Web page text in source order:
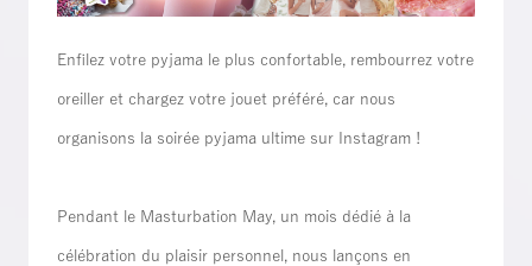
Enfilez votre pyjama le plus confortable, rembourrez votre
oreiller et chargez votre jouet préféré, car nous
organisons la soirée pyjama ultime sur Instagram !
Pendant le Masturbation May, un mois dédié à la
célébration du plaisir personnel, nous lançons en